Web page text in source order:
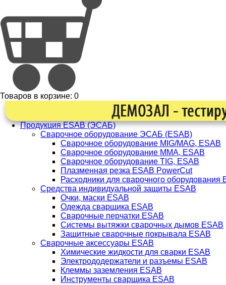
Товаров в корзине: 0
Продукция ESAB (ЭСАБ)
Сварочное оборудование ЭСАБ (ESAB)
Сварочное оборудование MIG/MAG, ESAB
Сварочное оборудование ММА, ESAB
Сварочное оборудование TIG, ESAB
Плазменная резка ESAB PowerCut
Расходники для сварочного оборудования
Средства индивидуальной защиты ESAB
Очки, маски ESAB
Одежда сварщика ESAB
Сварочные перчатки ESAB
Системы вытяжки сварочных дымов ESAB
Защитные сварочные покрывала ESAB
Сварочные аксессуары ESAB
Химические жидкости для сварки ESAB
Электрододержатели и разъемы ESAB
Клеммы заземления ESAB
Инструменты сварщика ESAB